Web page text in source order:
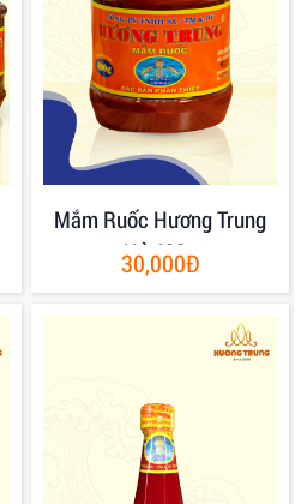
Mắm Ruốc Hương Trung
Hủ 400g
30,000Đ